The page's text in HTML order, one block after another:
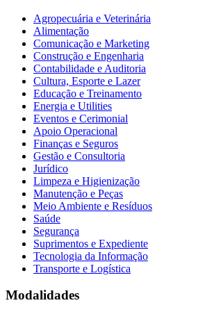
Agropecuária e Veterinária
Alimentação
Comunicação e Marketing
Construção e Engenharia
Contabilidade e Auditoria
Cultura, Esporte e Lazer
Educação e Treinamento
Energia e Utilities
Eventos e Cerimonial
Apoio Operacional
Finanças e Seguros
Gestão e Consultoria
Jurídico
Limpeza e Higienização
Manutenção e Peças
Meio Ambiente e Resíduos
Saúde
Segurança
Suprimentos e Expediente
Tecnologia da Informação
Transporte e Logística
Modalidades